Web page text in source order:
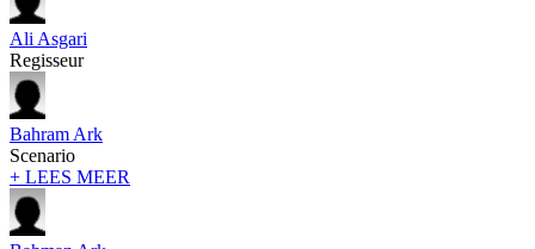
Ali Asgari
Regisseur
Bahram Ark
Scenario
+ LEES MEER